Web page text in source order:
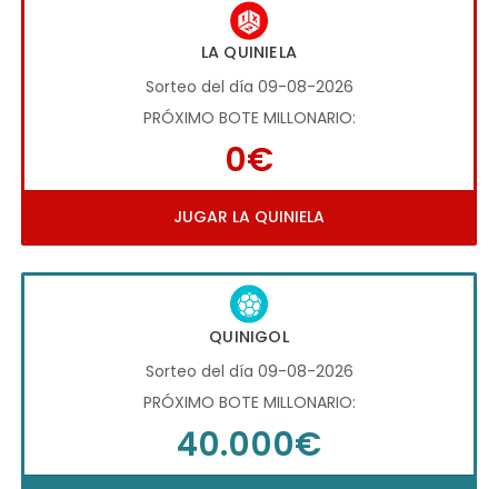
LA QUINIELA
Sorteo del día 09-08-2026
PRÓXIMO BOTE MILLONARIO:
0€
JUGAR LA QUINIELA
QUINIGOL
Sorteo del día 09-08-2026
PRÓXIMO BOTE MILLONARIO:
40.000€